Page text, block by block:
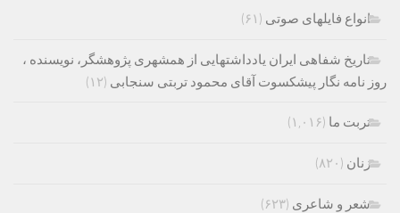
انواع فایلهای صوتی (۶۱)
تاریخ شفاهی ایران یادداشتهایی از همشهری پژوهشگر، نویسنده ،
روز نامه نگار پیشکسوت آقای محمود تربتی سنجابی (۱۲)
تربت ما (۱,۰۱۶)
زنان (۸۲۰)
شعر و شاعری (۶۲۳)